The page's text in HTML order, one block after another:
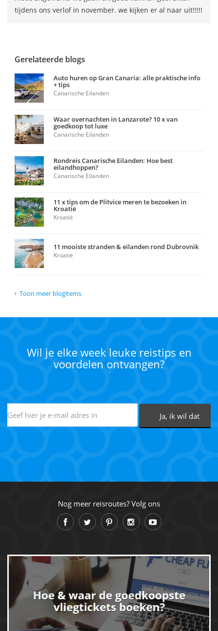
tijdens ons verlof in november. we kijken er al naar uit!!!!!
Gerelateerde blogs
Auto huren op Gran Canaria: alle praktische info
+ tips
Canarische Eilanden
Waar overnachten in Lanzarote? 10 x van
goedkoop tot luxe
Canarische Eilanden
Rondreis Canarische Eilanden: Hoe best
eilandhoppen?
Canarische Eilanden
11 x tips om de Plitvice meren te bezoeken in
Kroatië
Kroatië
11 mooiste stranden & eilanden rond Dubrovnik
Kroatië
Toon meer blogitems
Wil je elke week leuke reistips en
voordelen ontvangen?
Nog meer reisroutes? Volg ons